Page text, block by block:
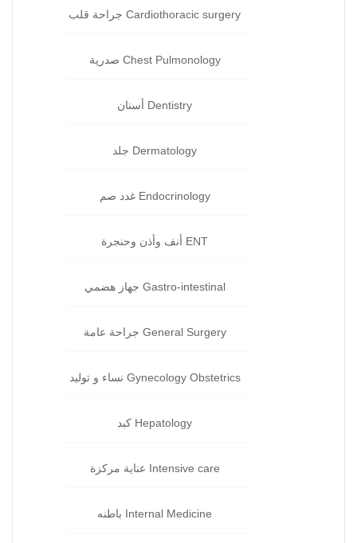
Cardiothoracic surgery جراحة قلب
Chest Pulmonology صدرية
Dentistry أسنان‏
Dermatology جلد‏
Endocrinology غدد صم‏
ENT أنف وأذن وحنجرة‏
Gastro-intestinal جهاز هضمي‏
General Surgery جراحة‏ عامة
Gynecology Obstetrics نساء و توليد‏
Hepatology كبد‏
Intensive care عناية مركزة‏
Internal Medicine باطنه